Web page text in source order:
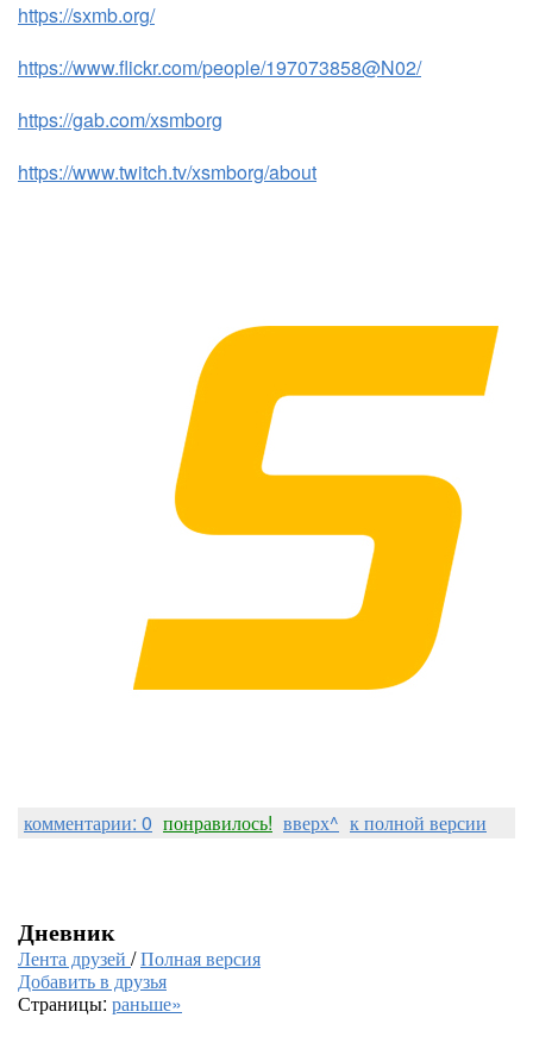
https://sxmb.org/
https://www.flickr.com/people/197073858@N02/
https://gab.com/xsmborg
https://www.twitch.tv/xsmborg/about
комментарии: 0 понравилось! вверх^ к полной версии
Дневник
Лента друзей /Полная версия
Добавить в друзья
Страницы: раньше»